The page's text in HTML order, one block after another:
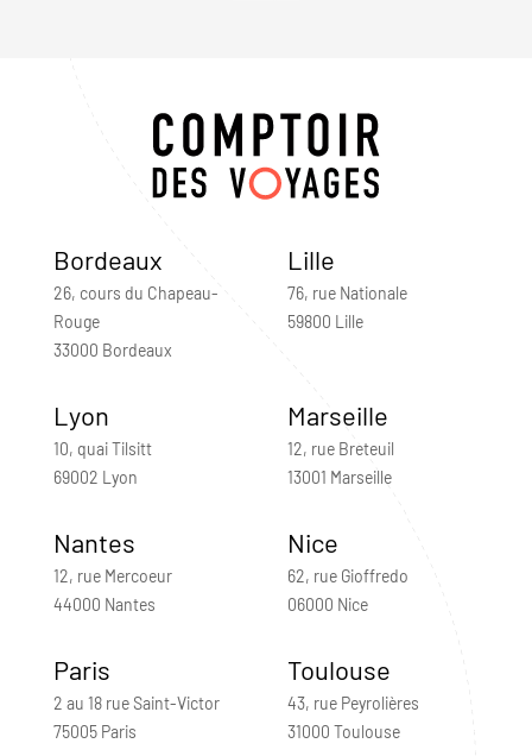
Bordeaux
26, cours du Chapeau-
Rouge
33000 Bordeaux
Lille
76, rue Nationale
59800 Lille
Lyon
10, quai Tilsitt
69002 Lyon
Marseille
12, rue Breteuil
13001 Marseille
Nantes
12, rue Mercoeur
44000 Nantes
Nice
62, rue Gioffredo
06000 Nice
Paris
2 au 18 rue Saint-Victor
75005 Paris
Toulouse
43, rue Peyrolières
31000 Toulouse